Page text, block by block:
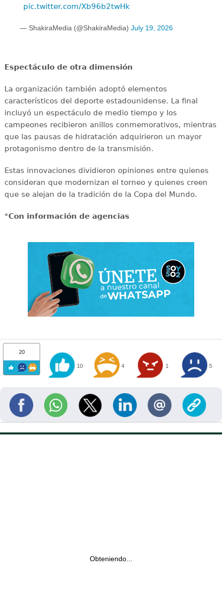
pic.twitter.com/Xb96b2twHk
— ShakiraMedia (@ShakiraMedia) July 19, 2026
Espectáculo de otra dimensión
La organización también adoptó elementos
característicos del deporte estadounidense. La final
incluyó un espectáculo de medio tiempo y los
campeones recibieron anillos conmemorativos, mientras
que las pausas de hidratación adquirieron un mayor
protagonismo dentro de la transmisión.
Estas innovaciones dividieron opiniones entre quienes
consideran que modernizan el torneo y quienes creen
que se alejan de la tradición de la Copa del Mundo.
*Con información de agencias
20
10 4 1 5
Obteniendo...